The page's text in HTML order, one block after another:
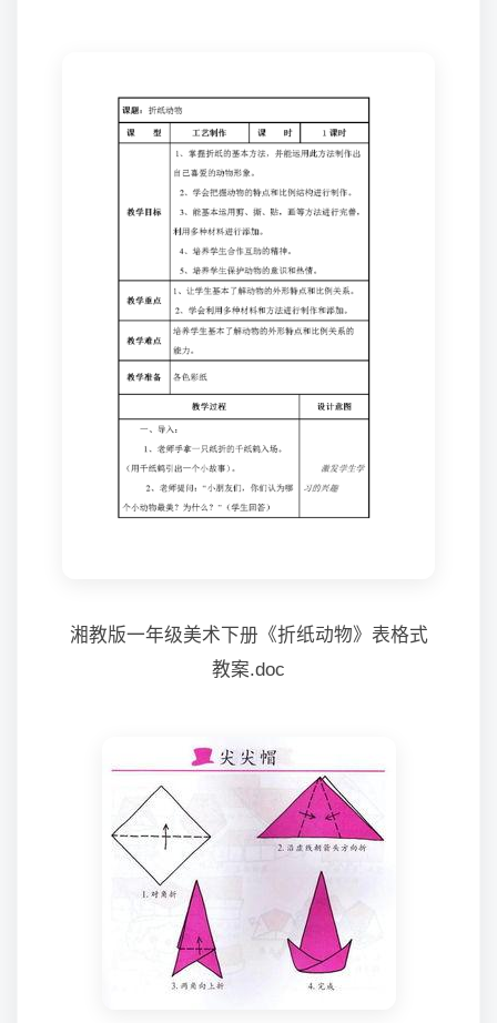
湘教版一年级美术下册《折纸动物》表格式
教案.doc